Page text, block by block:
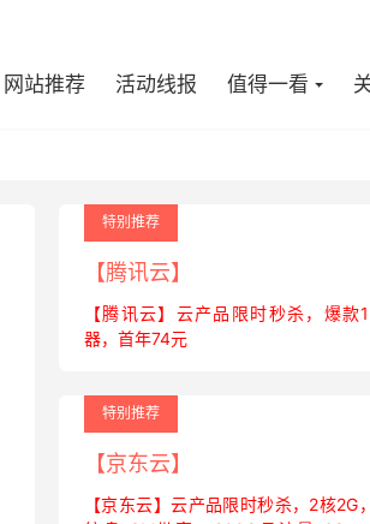
网站推荐 活动线报 值得一看
特别推荐
【腾讯云】
【腾讯云】云产品限时秒杀，爆款
器，首年74元
特别推荐
【京东云】
【京东云】云产品限时秒杀，2核2G